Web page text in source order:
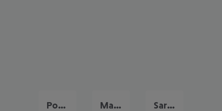
Portugal Familienurlaub Malta Familienurlaub Sardinien Familienurlaub